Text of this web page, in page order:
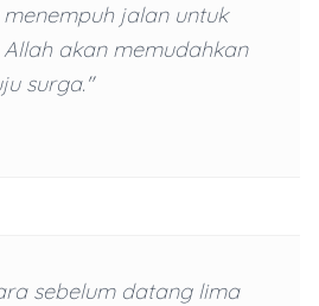
jalan untuk
akan memudahkan
surga."
sebelum datang lima